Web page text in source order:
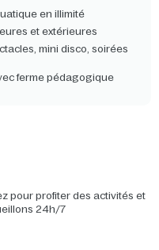
en illimité
et extérieures
mini disco, soirées
ferme pédagogique
pour profiter des activités et
24h/7​